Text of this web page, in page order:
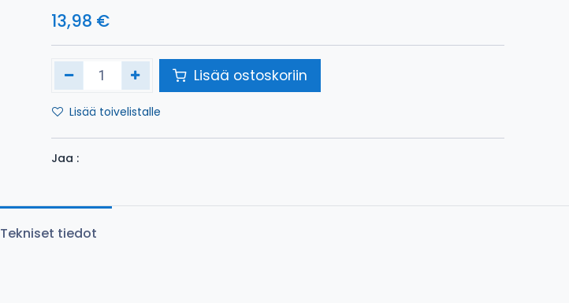
13,98 €
Lisää ostoskoriin
Lisää toivelistalle
Jaa :
Tekniset tiedot